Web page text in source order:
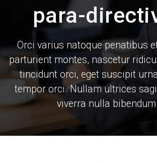
para-
Orci varius natoque penatibus
parturient montes, nascetur
tincidunt orci, eget suscipit
tempor orci. Nullam ultrices
viverra nulla bibendum